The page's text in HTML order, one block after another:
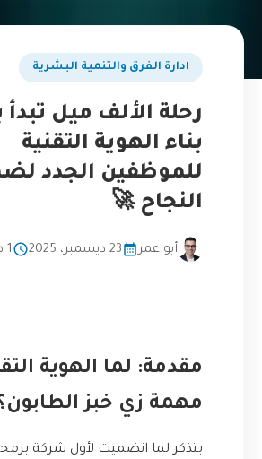
ادارة الفرق والتنمية البشرية
رحلة الألف ميل
بناء الهوية التقنية
للموظفين الجدد
النجاح 🚀
أبو عمر 23 ديسمبر، 2025 1 دقائق قراءة
مقدمة: لما الهوية
مهمة زي خبز
بتذكر لما انضميت لأول شركة